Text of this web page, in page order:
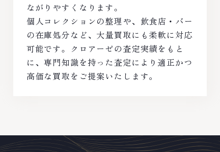
ながりやすくなります。
個人コレクションの整理や、飲食店・バー
の在庫処分など、大量買取にも柔軟に対応
可能です。クロアーゼの査定実績をもと
に、専門知識を持った査定により適正かつ
高価な買取をご提案いたします。